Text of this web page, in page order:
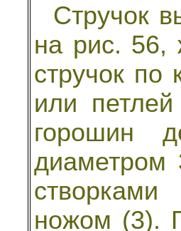
Стручок
на рис. 56,
стручок по
или
горошин
диаметром
ножом (3).